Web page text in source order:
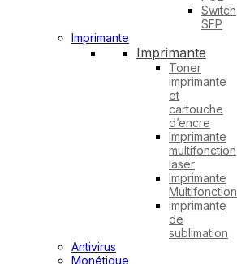
Switch
SFP
Imprimante
Imprimante
Toner
imprimante
et
cartouche
d’encre
Imprimante
multifonction
laser
Imprimante
Multifonction
imprimante
de
sublimation
Antivirus
Monétique